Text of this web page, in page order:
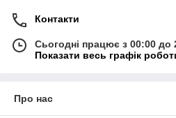
Контакти
Сьогодні працює з 00:00 до
Показати весь графік
Про нас